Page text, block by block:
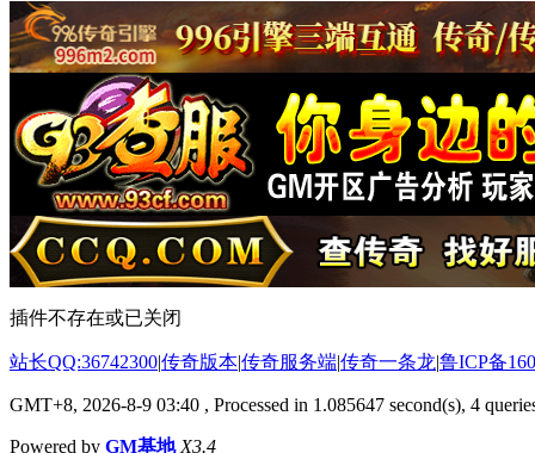
插件不存在或已关闭
站长QQ:36742300|传奇版本|传奇服务端|传奇一条龙|鲁ICP备
GMT+8, 2026-8-9 03:40 , Processed in 1.085647 second(s), 4
Powered by GM基地 X3.4